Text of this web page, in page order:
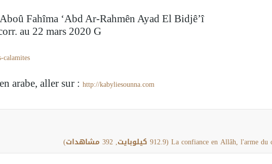
Fahîma ‘Abd Ar-Rahmên Ayad El Bidjê’î
au 22 mars 2020 G.
arabe, aller sur : http://kabyliesounna.com/التَّوكُّل-...�-لدفع-ا/
La confiance en Allâh, l'arme du (912.9 كيلوبايت, 392 مشاهدات)